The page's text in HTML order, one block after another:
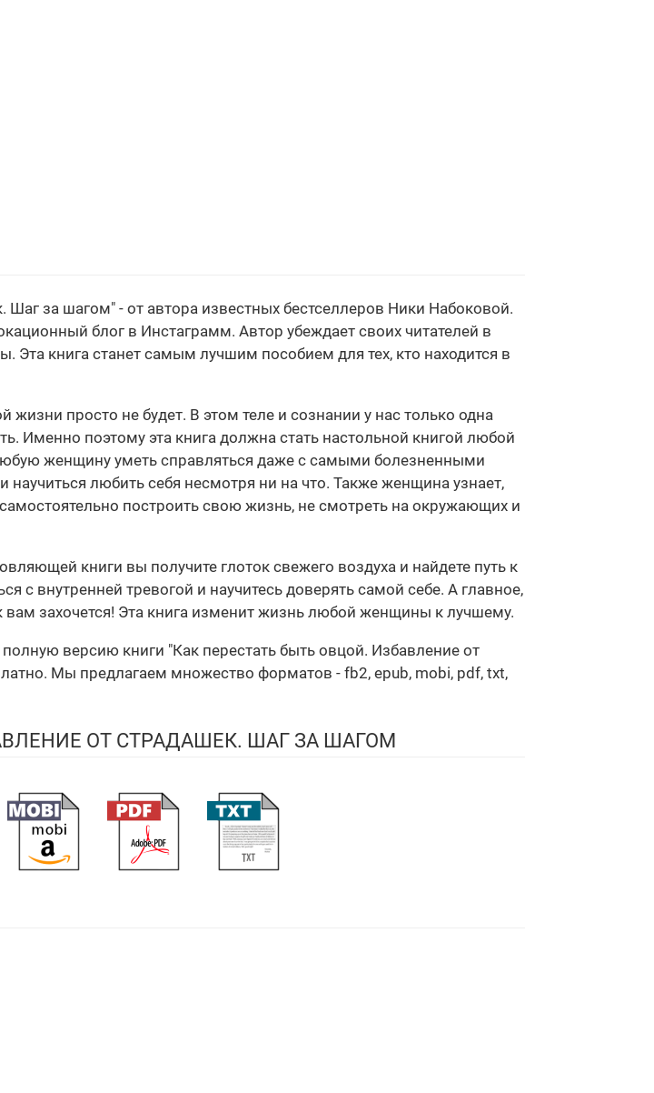
за шагом" - от автора известных бестселлеров Ники Набоковой.
блог в Инстаграмм. Автор убеждает своих читателей в
Эта книга станет самым лучшим пособием для тех, кто находится в
жизни просто не будет. В этом теле и сознании у нас только одна
Именно поэтому эта книга должна стать настольной книгой любой
женщину уметь справляться даже с самыми болезненными
научиться любить себя несмотря ни на что. Также женщина узнает,
построить свою жизнь, не смотреть на окружающих и
книги вы получите глоток свежего воздуха и найдете путь к
с внутренней тревогой и научитесь доверять самой себе. А главное,
захочется! Эта книга изменит жизнь любой женщины к лучшему.
версию книги "Как перестать быть овцой. Избавление от
Мы предлагаем множество форматов - fb2, epub, mobi, pdf, txt,
ОТ СТРАДАШЕК. ШАГ ЗА ШАГОМ